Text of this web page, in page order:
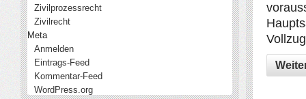
Zivilprozessrecht
Zivilrecht
Meta
Anmelden
Eintrags-Feed
Kommentar-Feed
WordPress.org